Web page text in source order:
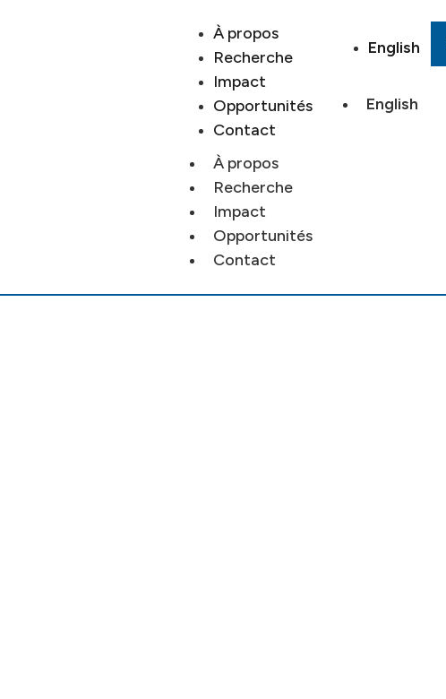
À propos
Recherche
Impact
Opportunités
Contact
À propos
Recherche
Impact
Opportunités
Contact
English
English